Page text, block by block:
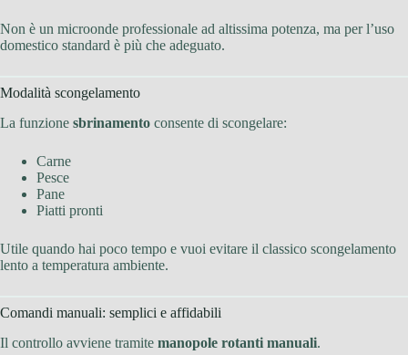
Non è un microonde professionale ad altissima potenza, ma per l’uso
domestico standard è più che adeguato.
Modalità scongelamento
La funzione sbrinamento consente di scongelare:
Carne
Pesce
Pane
Piatti pronti
Utile quando hai poco tempo e vuoi evitare il classico scongelamento
lento a temperatura ambiente.
Comandi manuali: semplici e affidabili
Il controllo avviene tramite manopole rotanti manuali.